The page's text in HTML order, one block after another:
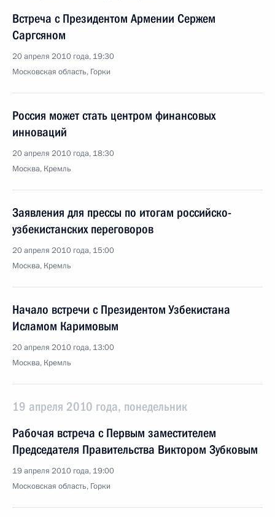
Встреча с Президентом Армении Сержем
Саргсяном
20 апреля 2010 года, 19:30
Московская область, Горки
Россия может стать центром финансовых
инноваций
20 апреля 2010 года, 18:30
Москва, Кремль
Заявления для прессы по итогам российско-
узбекистанских переговоров
20 апреля 2010 года, 15:00
Москва, Кремль
Начало встречи с Президентом Узбекистана
Исламом Каримовым
20 апреля 2010 года, 13:00
Москва, Кремль
19 апреля 2010 года, понедельник
Рабочая встреча с Первым заместителем
Председателя Правительства Виктором Зубковым
19 апреля 2010 года, 19:00
Московская область, Горки